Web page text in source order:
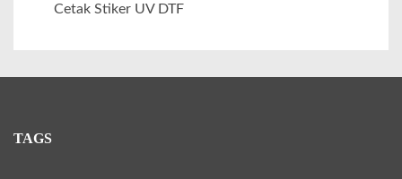
Cetak Stiker UV DTF
TAGS